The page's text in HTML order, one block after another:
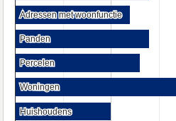
Adressen met woonfunctie
Adressen met woonfunctie
Panden
Panden
Percelen
Percelen
Woningen
Woningen
Huishoudens
Huishoudens